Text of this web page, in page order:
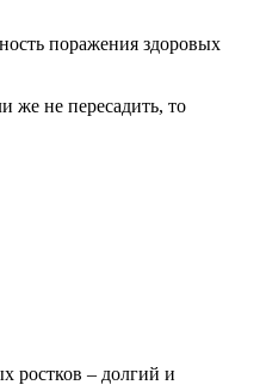
поражения здоровых
же не пересадить, то
ростков – долгий и